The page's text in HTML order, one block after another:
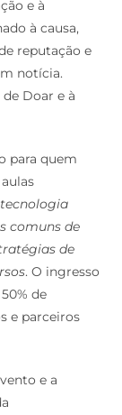
e à
à causa,
reputação e
notícia.
Doar e à
para quem
comuns de
de
. O ingresso
de
e parceiros
e a